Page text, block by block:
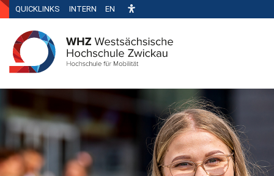
QUICKLINKS INTERN EN